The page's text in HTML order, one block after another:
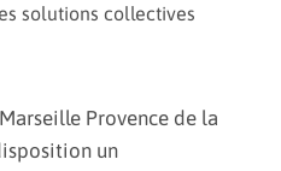
solutions collectives
Provence de la
un